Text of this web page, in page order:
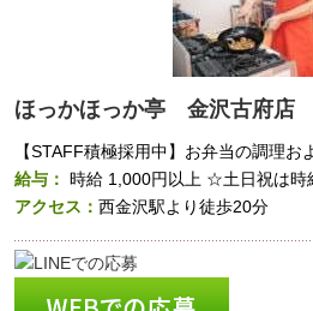
ほっかほっか亭 金沢古府店
【STAFF積極採用中】お弁当の調理お
給与： 時給 1,000円以上 ☆土日祝は時
アクセス： 西金沢駅より徒歩20分